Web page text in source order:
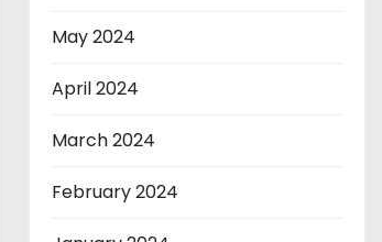
May 2024
April 2024
March 2024
February 2024